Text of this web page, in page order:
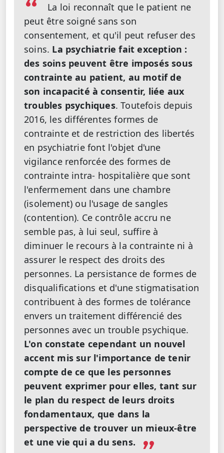
La loi reconnaît que le patient ne
peut être soigné sans son
consentement, et qu'il peut refuser des
soins. La psychiatrie fait exception :
des soins peuvent être imposés sous
contrainte au patient, au motif de
son incapacité à consentir, liée aux
troubles psychiques. Toutefois depuis
2016, les différentes formes de
contrainte et de restriction des libertés
en psychiatrie font l'objet d'une
vigilance renforcée des formes de
contrainte intra‑ hospitalière que sont
l'enfermement dans une chambre
(isolement) ou l'usage de sangles
(contention). Ce contrôle accru ne
semble pas, à lui seul, suffire à
diminuer le recours à la contrainte ni à
assurer le respect des droits des
personnes. La persistance de formes de
disqualifications et d'une stigmatisation
contribuent à des formes de tolérance
envers un traitement différencié des
personnes avec un trouble psychique.
L'on constate cependant un nouvel
accent mis sur l'importance de tenir
compte de ce que les personnes
peuvent exprimer pour elles, tant sur
le plan du respect de leurs droits
fondamentaux, que dans la
perspective de trouver un mieux‑être
et une vie qui a du sens.